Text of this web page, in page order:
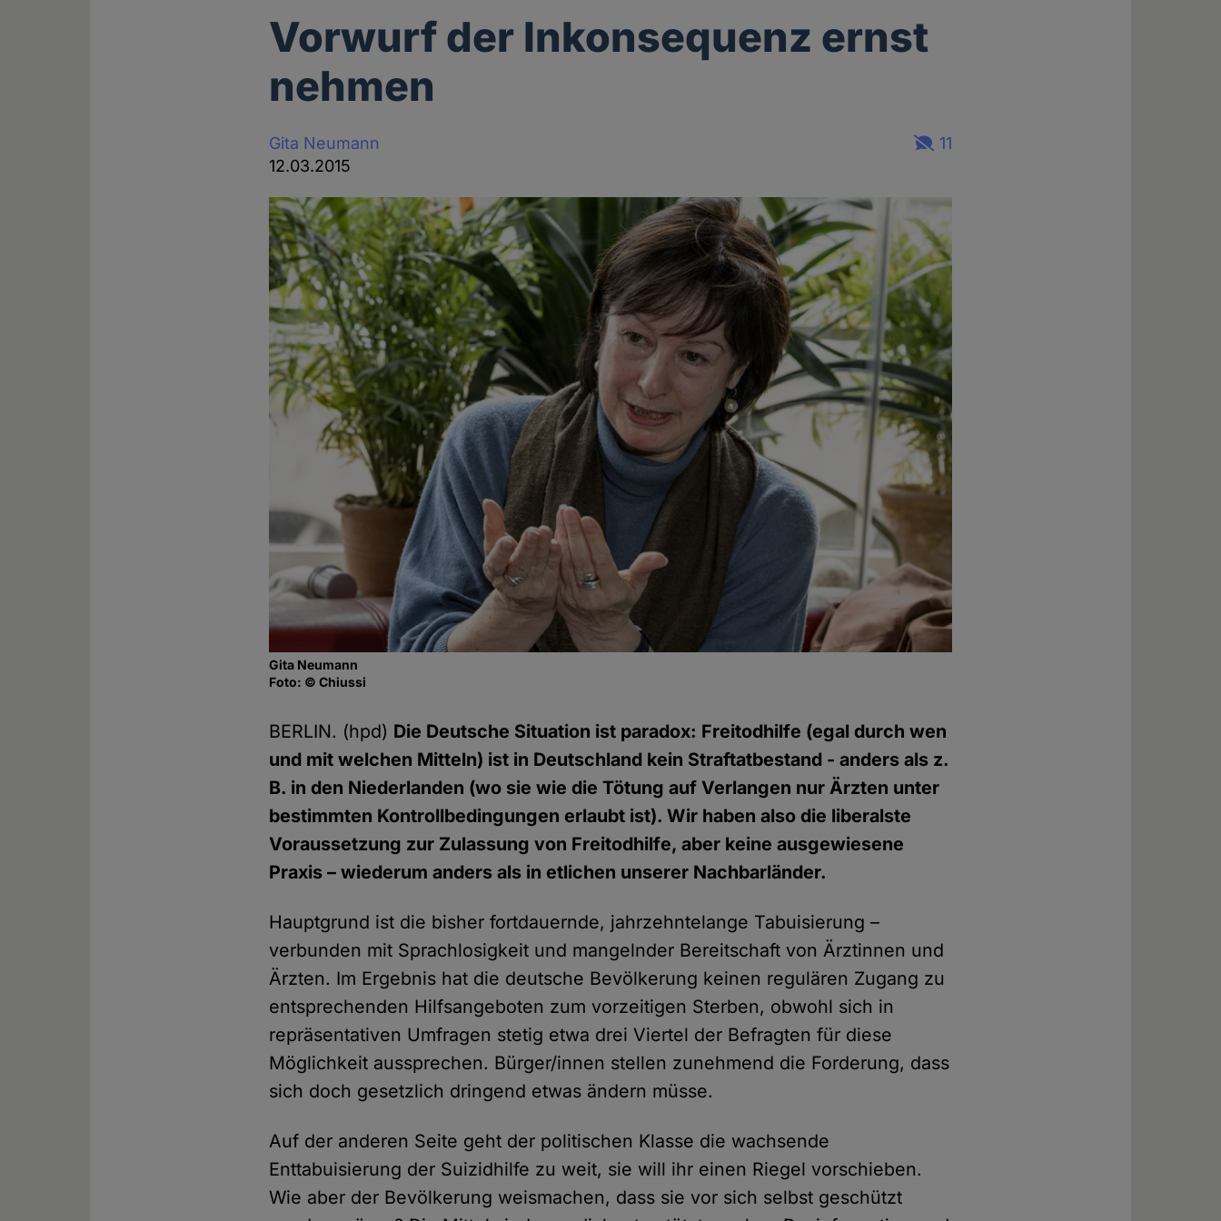
Vorwurf der Inkonsequenz ernst
nehmen
Gita Neumann
12.03.2015
11
Gita Neumann
Foto: © Chiussi
BERLIN. (hpd) Die Deutsche Situation ist paradox: Freitodhilfe (egal durch wen
und mit welchen Mitteln) ist in Deutschland kein Straftatbestand - anders als z.
B. in den Niederlanden (wo sie wie die Tötung auf Verlangen nur Ärzten unter
bestimmten Kontrollbedingungen erlaubt ist). Wir haben also die liberalste
Voraussetzung zur Zulassung von Freitodhilfe, aber keine ausgewiesene
Praxis – wiederum anders als in etlichen unserer Nachbarländer.
Hauptgrund ist die bisher fortdauernde, jahrzehntelange Tabuisierung –
verbunden mit Sprachlosigkeit und mangelnder Bereitschaft von Ärztinnen und
Ärzten. Im Ergebnis hat die deutsche Bevölkerung keinen regulären Zugang zu
entsprechenden Hilfsangeboten zum vorzeitigen Sterben, obwohl sich in
repräsentativen Umfragen stetig etwa drei Viertel der Befragten für diese
Möglichkeit aussprechen. Bürger/innen stellen zunehmend die Forderung, dass
sich doch gesetzlich dringend etwas ändern müsse.
Auf der anderen Seite geht der politischen Klasse die wachsende
Enttabuisierung der Suizidhilfe zu weit, sie will ihr einen Riegel vorschieben.
Wie aber der Bevölkerung weismachen, dass sie vor sich selbst geschützt